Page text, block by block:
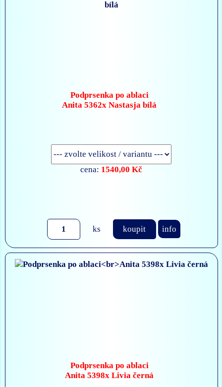
Podprsenka po ablaci
Anita 5362x Nastasja bílá
cena: 1540,00 Kč
ks koupit info
Podprsenka po ablaci
Anita 5398x Livia černá